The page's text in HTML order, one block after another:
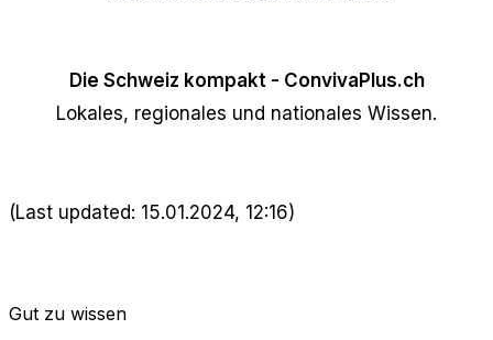
Die Schweiz kompakt - ConvivaPlus.ch
Lokales, regionales und nationales Wissen.
(Last updated: 15.01.2024, 12:16)
Gut zu wissen